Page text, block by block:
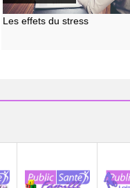
Les effets du stress